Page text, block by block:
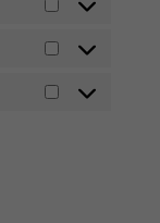
Preferenze
Statistiche
Marketing